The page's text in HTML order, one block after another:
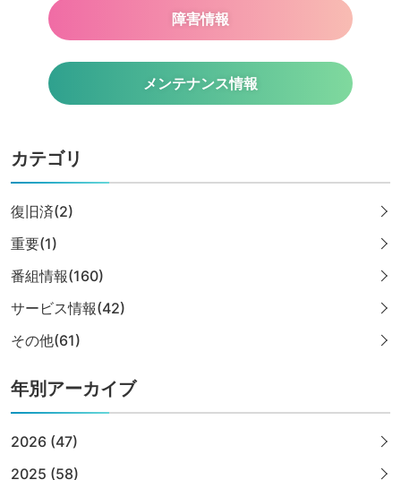
障害情報
メンテナンス情報
カテゴリ
復旧済(2)
重要(1)
番組情報(160)
サービス情報(42)
その他(61)
年別アーカイブ
2026 (47)
2025 (58)